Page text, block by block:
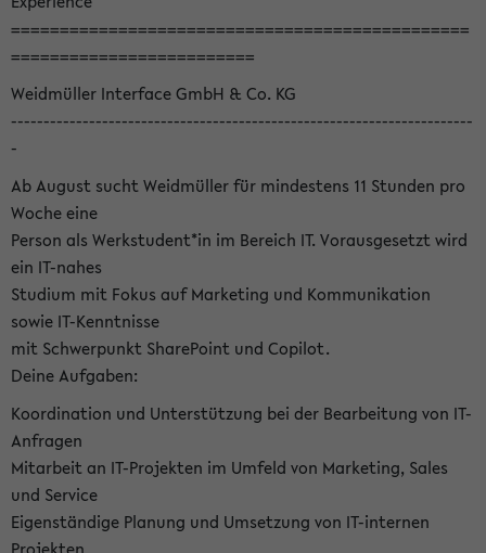
===============================================
=========================
Weidmüller Interface GmbH & Co. KG
-----------------------------------------------------------------------
-
Ab August sucht Weidmüller für mindestens 11 Stunden pro
Woche eine
Person als Werkstudent*in im Bereich IT. Vorausgesetzt wird
ein IT-nahes
Studium mit Fokus auf Marketing und Kommunikation
sowie IT-Kenntnisse
mit Schwerpunkt SharePoint und Copilot.
Deine Aufgaben:
Koordination und Unterstützung bei der Bearbeitung von IT-
Anfragen
Mitarbeit an IT-Projekten im Umfeld von Marketing, Sales
und Service
Eigenständige Planung und Umsetzung von IT-internen